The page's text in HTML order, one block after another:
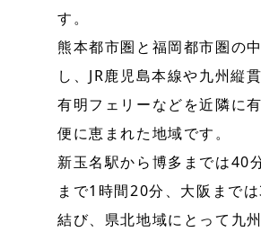
す。
熊本都市圏と福岡都市圏の
し、JR鹿児島本線や九州縦
有明フェリーなどを近隣に
便に恵まれた地域です。
新玉名駅から博多までは40
まで1時間20分、大阪まで
結び、県北地域にとって九